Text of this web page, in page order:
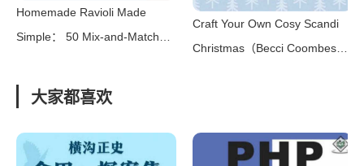
Homemade Ravioli Made
Simple： 50 Mix-and-Match
Pastas（Carmella Alvaro）
（Rockridge Press 2021）
Craft Your Own Cosy Scandi
Christmas（Becci Coombes）
大家都喜欢